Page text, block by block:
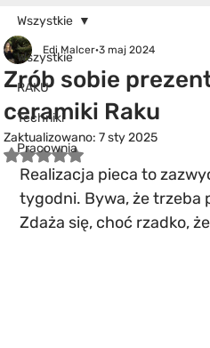
Wszystkie
RAKU
Techniki
Pracownia
Wszystkie
Zrób sobie
ceramiki Raku
Edi Malcer 3 maj 2024
Zaktualizowano:7 sty 2025
Oceniono na NaN z 5
Realizacja pieca to
tygodni. Bywa, że trzeba
Zdaża się, choć rzadko,